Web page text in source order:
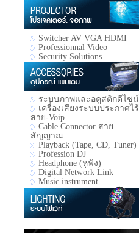
Switcher AV VGA HDMI
Professionnal Video
Security Solutions
ระบบภาพและอคูสติกดีไซน์
เครื่องเสียงระบบประกาศไร้
สาย-Voip
Cable Connector สาย
สัญญาณ
Playback (Tape, CD, Tuner)
Profession DJ
Headphone (หูฟัง)
Digital Network Link
Music instrument